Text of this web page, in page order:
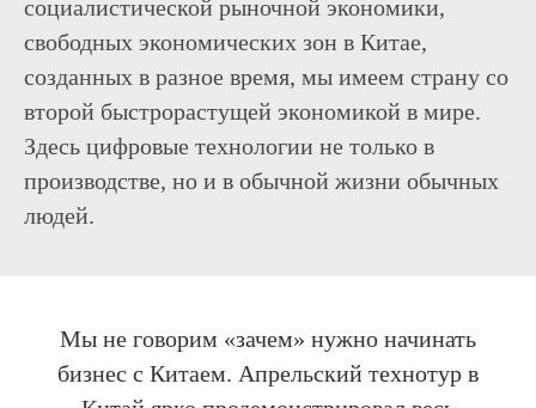
социалистической рыночной экономики,
свободных экономических зон в Китае,
созданных в разное время, мы имеем страну со
второй быстрорастущей экономикой в мире.
Здесь цифровые технологии не только в
производстве, но и в обычной жизни обычных
людей.
Мы не говорим «зачем» нужно начинать
бизнес с Китаем. Апрельский технотур в